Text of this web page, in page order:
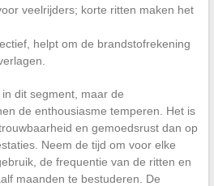
veelrijders; korte ritten maken het
helpt om de brandstofrekening
dit segment, maar de
de enthousiasme temperen. Het is
en gemoedsrust dan op
Neem de tijd om voor elke
de frequentie van de ritten en
maanden te bestuderen. De